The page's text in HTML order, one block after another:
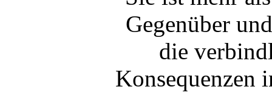
Gegenüber
die
Konsequenzen